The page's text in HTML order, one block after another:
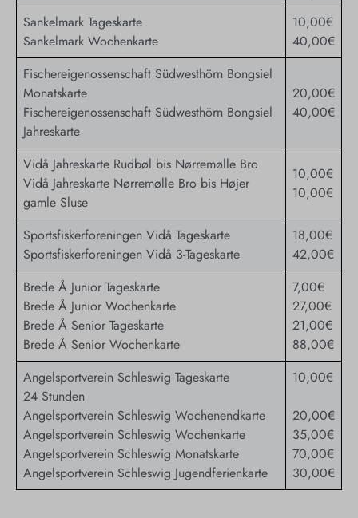
Sankelmark Tageskarte
Sankelmark Wochenkarte
10,00€
40,00€
Fischereigenossenschaft Südwesthörn Bongsiel
Monatskarte
Fischereigenossenschaft Südwesthörn Bongsiel
Jahreskarte
20,00€
40,00€
Vidå Jahreskarte Rudbøl bis Nørremølle Bro
Vidå Jahreskarte Nørremølle Bro bis Højer
gamle Sluse
10,00€
10,00€
Sportsfiskerforeningen Vidå Tageskarte
Sportsfiskerforeningen Vidå 3-Tageskarte
18,00€
42,00€
Brede Å Junior Tageskarte
Brede Å Junior Wochenkarte
Brede Å Senior Tageskarte
Brede Å Senior Wochenkarte
7,00€
27,00€
21,00€
88,00€
Angelsportverein Schleswig Tageskarte
24 Stunden
Angelsportverein Schleswig Wochenendkarte
Angelsportverein Schleswig Wochenkarte
Angelsportverein Schleswig Monatskarte
Angelsportverein Schleswig Jugendferienkarte
10,00€
20,00€
35,00€
70,00€
30,00€